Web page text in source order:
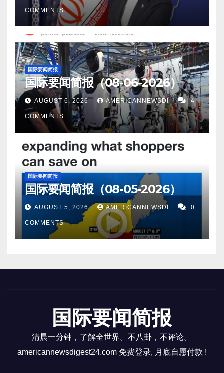
COMMENTS
国际要闻简报
国际要闻简报（08-06-2026）
AUGUST 6, 2026 AMERICANNEWSDI 4
COMMENTS
国际要闻简报
国际要闻简报（08-05-2026）
AUGUST 5, 2026 AMERICANNEWSDI 0
COMMENTS
国际要闻简报
清晨一分钟，了解全世界。不八卦，不评论。
americannewsdigest24.com 免费登录, 月底自愿付款 !